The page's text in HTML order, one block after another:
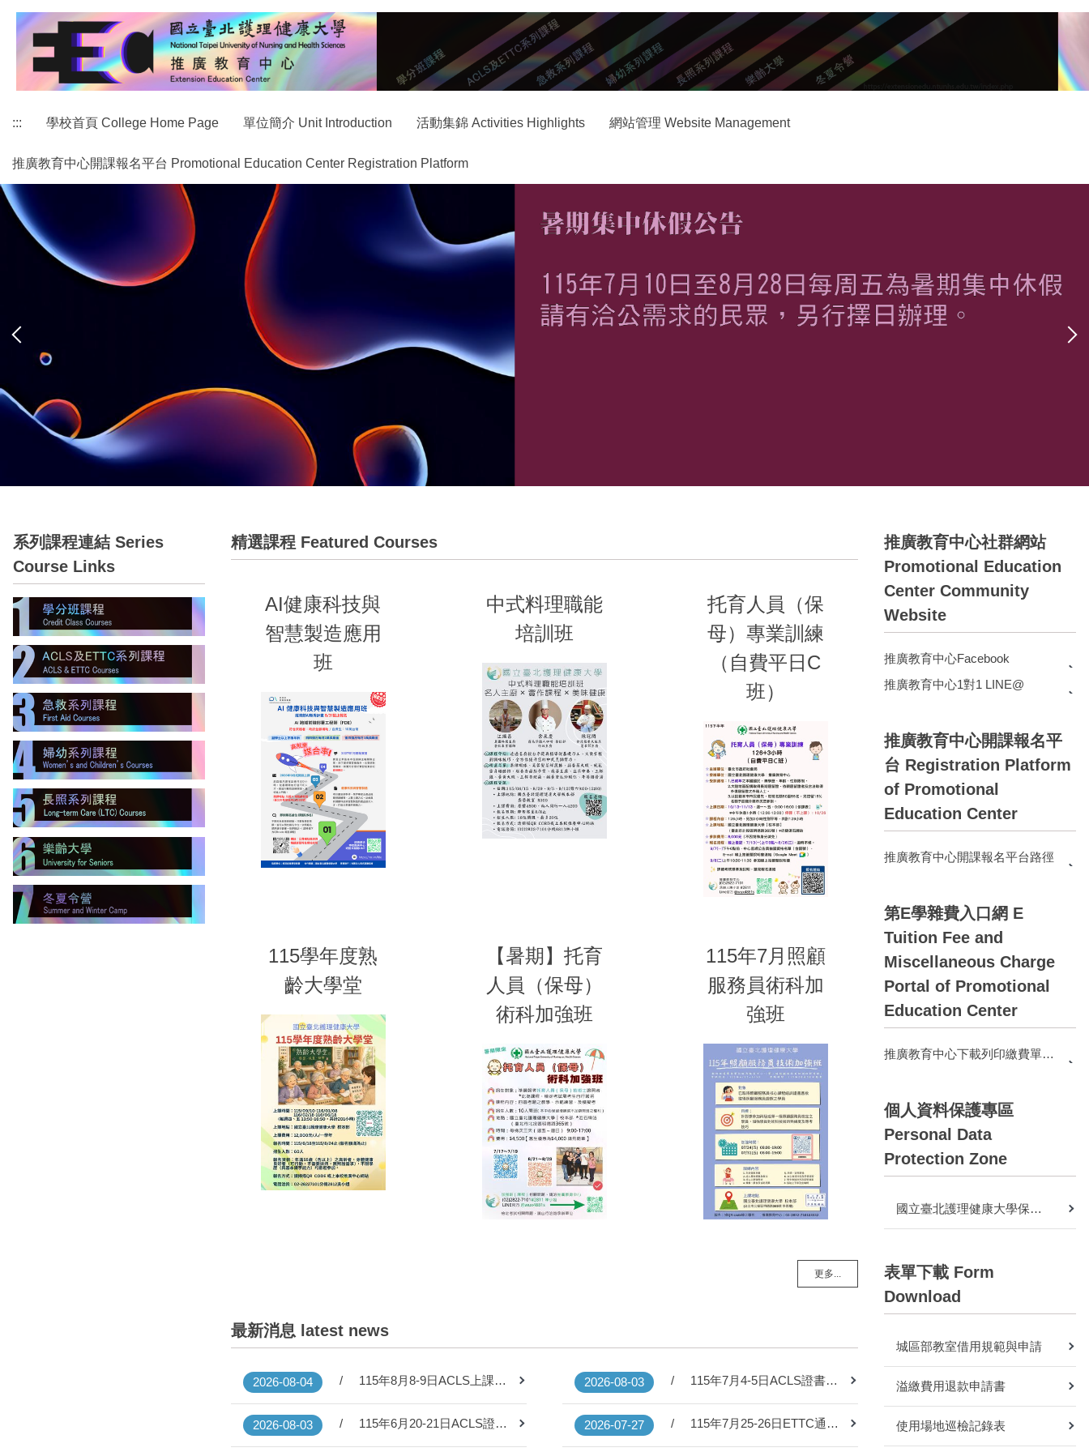
跳
到
內
區
::: 學校首頁 College Home Page 單位簡介 Unit Introduction 活動集錦 Activities Highlights 網站管理 Website Management
推廣教育中心開課報名平台 Promotional Education Center Registration Platform
系列課程連結 Series
Course Links
精選課程 Featured Courses
AI健康科技與
智慧製造應用
班
中式料理職能
培訓班
托育人員（保
母）專業訓練
（自費平日C
班）
115學年度熟
齡大學堂
【暑期】托育
人員（保母）
術科加強班
115年7月照顧
服務員術科加
強班
更多...
最新消息 latest news
2026-08-04 115年8月8-9日ACLS上課通知 2026-08-03 115年7月4-5日ACLS證書，已可領取
2026-08-03 115年6月20-21日ACLS證書，已可領取 2026-07-27 115年7月25-26日ETTC通過名單
推廣教育中心社群網站
Promotional Education
Center Community
Website
推廣教育中心Facebook
推廣教育中心1對1 LINE@
推廣教育中心開課報名平
台 Registration Platform
of Promotional
Education Center
推廣教育中心開課報名平台路徑
第E學雜費入口網 E
Tuition Fee and
Miscellaneous Charge
Portal of Promotional
Education Center
推廣教育中心下載列印繳費單路徑
個人資料保護專區
Personal Data
Protection Zone
國立臺北護理健康大學保有及管理個人資料之項目彙整表：推廣教育中心
表單下載 Form
Download
城區部教室借用規範與申請
溢繳費用退款申請書
使用場地巡檢記錄表